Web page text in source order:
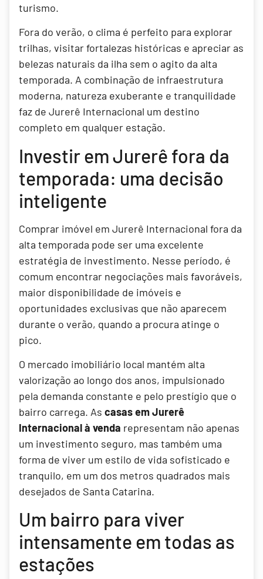
turismo.
Fora do verão, o clima é perfeito para explorar
trilhas, visitar fortalezas históricas e apreciar as
belezas naturais da ilha sem o agito da alta
temporada. A combinação de infraestrutura
moderna, natureza exuberante e tranquilidade
faz de Jurerê Internacional um destino
completo em qualquer estação.
Investir em Jurerê fora da
temporada: uma decisão
inteligente
Comprar imóvel em Jurerê Internacional fora da
alta temporada pode ser uma excelente
estratégia de investimento. Nesse período, é
comum encontrar negociações mais favoráveis,
maior disponibilidade de imóveis e
oportunidades exclusivas que não aparecem
durante o verão, quando a procura atinge o
pico.
O mercado imobiliário local mantém alta
valorização ao longo dos anos, impulsionado
pela demanda constante e pelo prestígio que o
bairro carrega. As casas em Jurerê
Internacional à venda representam não apenas
um investimento seguro, mas também uma
forma de viver um estilo de vida sofisticado e
tranquilo, em um dos metros quadrados mais
desejados de Santa Catarina.
Um bairro para viver
intensamente em todas as
estações